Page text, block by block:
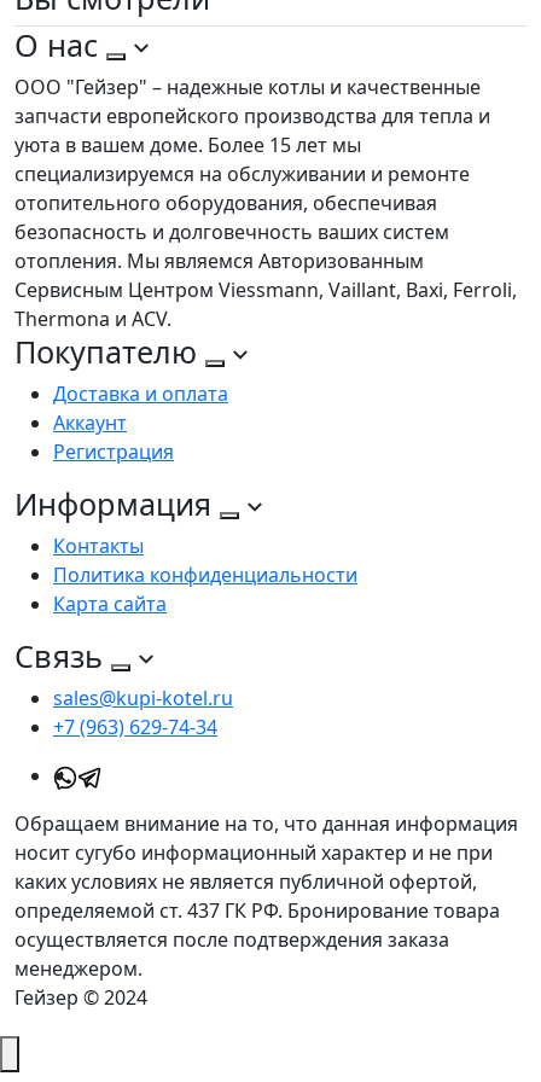
О нас
ООО "Гейзер" – надежные котлы и качественные
запчасти европейского производства для тепла и
уюта в вашем доме. Более 15 лет мы
специализируемся на обслуживании и ремонте
отопительного оборудования, обеспечивая
безопасность и долговечность ваших систем
отопления. Мы являемся Авторизованным
Сервисным Центром Viessmann, Vaillant, Baxi, Ferroli,
Thermona и ACV.
Покупателю
Доставка и оплата
Аккаунт
Регистрация
Информация
Контакты
Политика конфиденциальности
Карта сайта
Связь
sales@kupi-kotel.ru
+7 (963) 629-74-34
Обращаем внимание на то, что данная информация
носит сугубо информационный характер и не при
каких условиях не является публичной офертой,
определяемой ст. 437 ГК РФ. Бронирование товара
осуществляется после подтверждения заказа
менеджером.
Гейзер © 2024